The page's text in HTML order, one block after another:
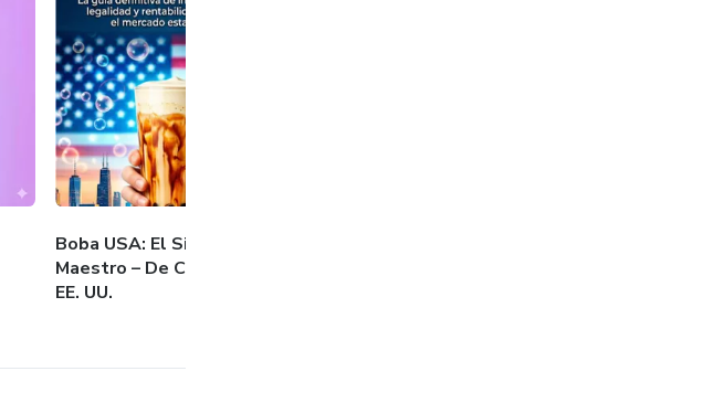
Boba USA: El Sistema
Maestro – De Cero a Pro en
EE. UU.